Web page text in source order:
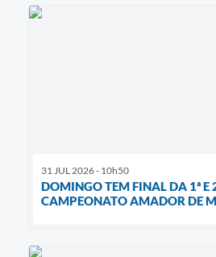
31 JUL 2026 - 10h50
DOMINGO TEM FINAL DA 1ª E
CAMPEONATO AMADOR DE